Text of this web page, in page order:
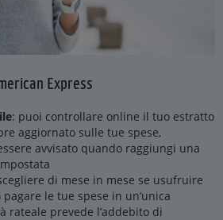
Express
: puoi controllare online il tuo estratto
aggiornato sulle tue spese,
avvisato quando raggiungi una
di mese in mese se usufruire
le tue spese in un’unica
rateale prevede l’addebito di